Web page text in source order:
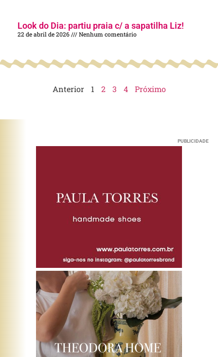
Look do Dia: partiu praia c/ a sapatilha Liz!
22 de abril de 2026 Nenhum comentário
Anterior 1 2 3 4 Próximo
PUBLICIDADE